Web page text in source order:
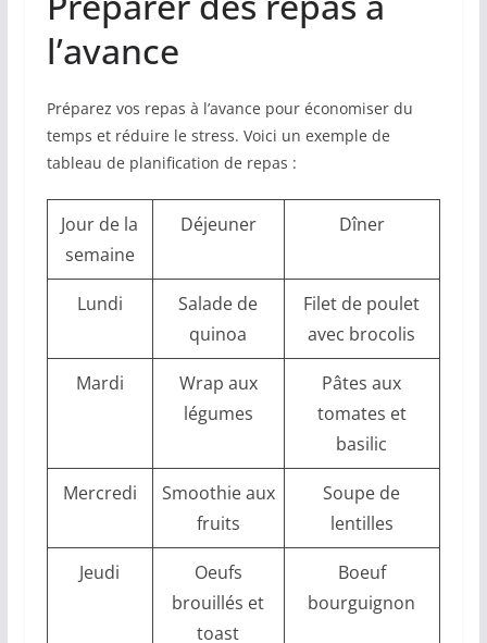
l’avance
Préparez vos repas à l’avance pour économiser du
temps et réduire le stress. Voici un exemple de
tableau de planification de repas :
Jour de la
semaine
Déjeuner Dîner
Lundi
Salade de
quinoa
Filet de poulet
avec brocolis
Mardi
Wrap aux
légumes
Pâtes aux
tomates et
basilic
Mercredi
Smoothie aux
fruits
Soupe de
lentilles
Jeudi
Oeufs
brouillés et
toast
Boeuf
bourguignon